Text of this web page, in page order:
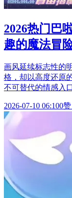
2026热门巴
趣的魔法冒
画风延续标志性的
格，却以高度还原
不可替代的情感入
2026-07-10 06:100赞